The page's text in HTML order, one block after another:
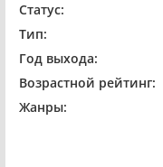
Статус:
Тип:
Год выхода:
Возрастной рейтинг:
Жанры: